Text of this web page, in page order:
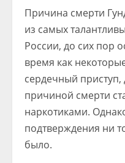
Причина смерти
из самых
России, до сих пор
время как
сердечный приступ,
причиной смерти
наркотиками.
подтверждения ни
было.